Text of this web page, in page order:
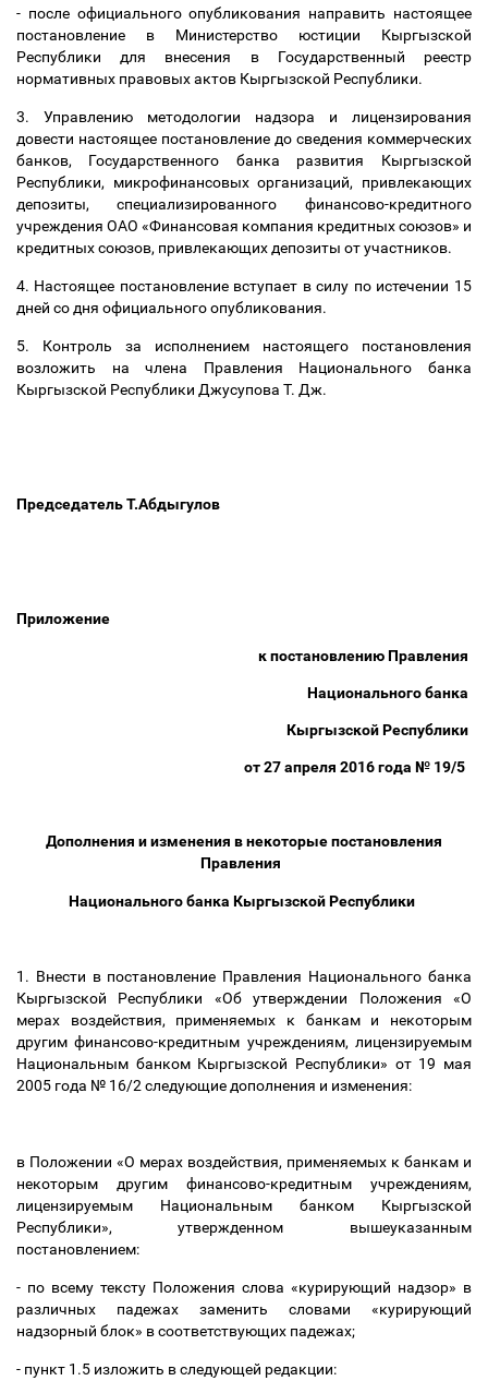
- после официального опубликования направить настоящее
постановление в Министерство юстиции Кыргызской
Республики для внесения в Государственный реестр
нормативных правовых актов Кыргызской Республики.
3. Управлению методологии надзора и лицензирования
довести настоящее постановление до сведения коммерческих
банков, Государственного банка развития Кыргызской
Республики, микрофинансовых организаций, привлекающих
депозиты, специализированного финансово-кредитного
учреждения ОАО «Финансовая компания кредитных союзов» и
кредитных союзов, привлекающих депозиты от участников.
4. Настоящее постановление вступает в силу по истечении 15
дней со дня официального опубликования.
5. Контроль за исполнением настоящего постановления
возложить на члена Правления Национального банка
Кыргызской Республики Джусупова Т. Дж.
Председатель Т.Абдыгулов
Приложение
к постановлению Правления
Национального банка
Кыргызской Республики
от 27 апреля 2016 года № 19/5
Дополнения и изменения в некоторые постановления
Правления
Национального банка Кыргызской Республики
1. Внести в постановление Правления Национального банка
Кыргызской Республики «Об утверждении Положения «О
мерах воздействия, применяемых к банкам и некоторым
другим финансово-кредитным учреждениям, лицензируемым
Национальным банком Кыргызской Республики» от 19 мая
2005 года № 16/2 следующие дополнения и изменения:
в Положении «О мерах воздействия, применяемых к банкам и
некоторым другим финансово-кредитным учреждениям,
лицензируемым Национальным банком Кыргызской
Республики», утвержденном вышеуказанным
постановлением:
- по всему тексту Положения слова «курирующий надзор» в
различных падежах заменить словами «курирующий
надзорный блок» в соответствующих падежах;
- пункт 1.5 изложить в следующей редакции: